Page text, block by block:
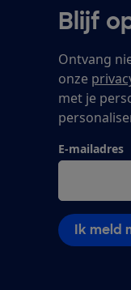
Blijf
Ontvang
onze
met je
E-mailadres
Ik meld